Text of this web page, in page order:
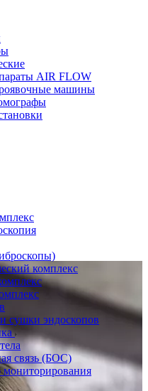
AIR FLOW
машины
комплекс
сушки эндоскопов
связь (БОС)